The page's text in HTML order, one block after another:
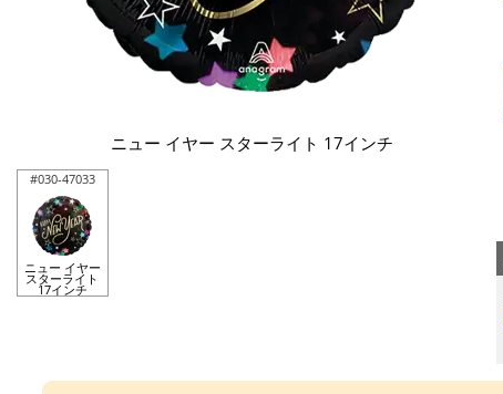
ニュー イヤー スターライト 17インチ
#030-47033
ニュー イヤー
スターライト
17インチ